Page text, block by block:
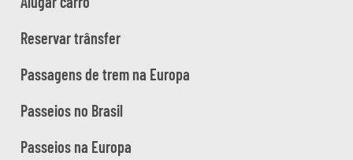
Reservar trânsfer
Passagens de trem na Europa
Passeios no Brasil
Passeios na Europa